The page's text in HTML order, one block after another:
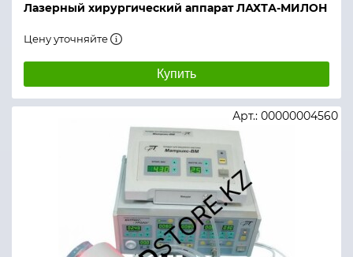
Лазерный хирургический аппарат ЛАХТА-МИЛОН
Цену уточняйте
Купить
Арт.: 00000004560